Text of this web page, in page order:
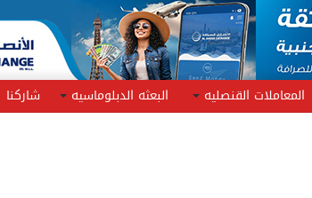
المعاملات القنصليه البعثه الدبلوماسيه شاركنا